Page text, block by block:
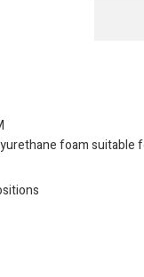
foam suitable